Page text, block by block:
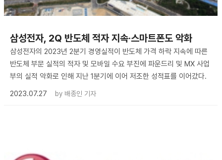
삼성전자, 2Q 반도체 적자 지속·스마트폰도 악화
삼성전자의 2023년 2분기 경영실적이 반도체 가격 하락 지속에 따른
반도체 부문 실적의 적자 및 모바일 수요 부진에 파운드리 및 MX 사업
부의 실적 악화로 인해 지난 1분기에 이어 저조한 성적표를 이어갔다.
2023.07.27
by 배종인 기자